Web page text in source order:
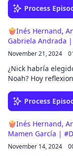
de Hildegart
invitada Alba
Process
🍿Inés Hernand,
Gabriela Andrada
November 21, 2024
¿Nick habría
Noah? Hoy
actriz de Culpa
diciembre.
Process
🍿Inés Hernand,
Mamen García |
November 14, 2024